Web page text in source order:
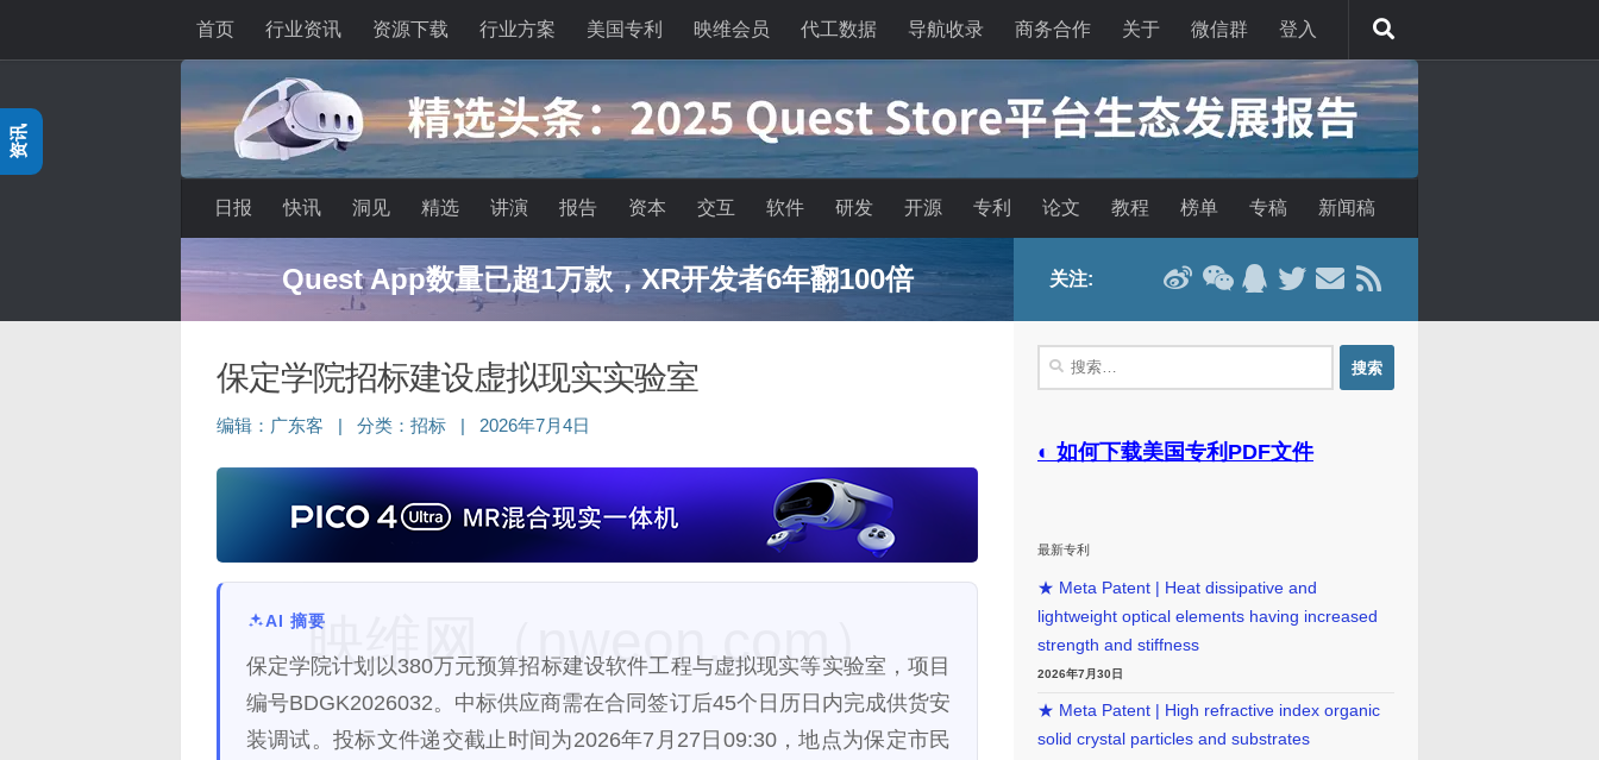
首页 行业资讯 资源下载 行业方案 美国专利 映维会员 代工数据 导航收录 商务合作 关于 微信群 登入
日报 快讯 洞见 精选 讲演 报告 资本 交互 软件 研发 开源 专利 论文 教程 榜单 专稿 新闻稿
深度分享：AI智能眼镜的现实困境与严峻出路
保定学院招标建设虚拟现实实验室
编辑： 广东客 分类： 招标 2026年7月4日
AI 摘要
保定学院计划以380万元预算招标建设软件工程与虚拟现实等实验室，项目
编号BDGK2026032。中标供应商需在合同签订后45个日历日内完成供货安
装调试。投标文件递交截止时间为2026年7月27日09:30，地点为保定市民
映维网（nweon.com）
关注:
搜
索：
◐ 如何下载美国专利PDF文件
最新专利
★ Meta Patent | Heat dissipative and
lightweight optical elements having increased
strength and stiffness
2026年7月30日
★ Meta Patent | High refractive index organic
solid crystal particles and substrates
资讯